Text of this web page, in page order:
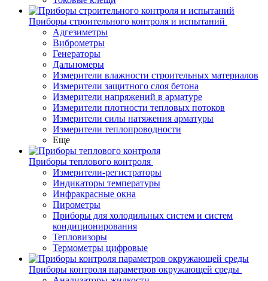
Приборы строительного контроля и испытаний
Адгезиметры
Виброметры
Генераторы
Дальномеры
Измерители влажности строительных материалов
Измерители защитного слоя бетона
Измерители напряжений в арматуре
Измерители плотности тепловых потоков
Измерители силы натяжения арматуры
Измерители теплопроводности
Еще
Приборы теплового контроля
Измерители-регистраторы
Индикаторы температуры
Инфракрасные окна
Пирометры
Приборы для холодильных систем и систем
кондиционирования
Тепловизоры
Термометры цифровые
Приборы контроля параметров окружающей среды